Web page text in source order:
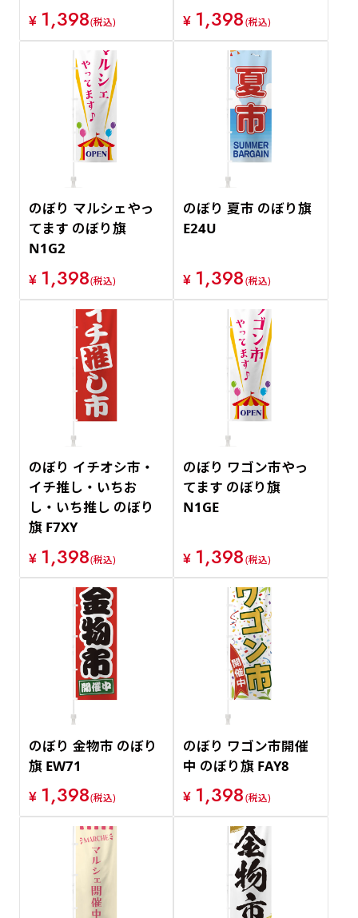
¥ 1,398(税込)
¥ 1,398(税込)
のぼり マルシェやっ
てます のぼり旗
N1G2
¥ 1,398(税込)
のぼり 夏市 のぼり旗
E24U
¥ 1,398(税込)
のぼり イチオシ市・
イチ推し・いちお
し・いち推し のぼり
旗 F7XY
¥ 1,398(税込)
のぼり ワゴン市やっ
てます のぼり旗
N1GE
¥ 1,398(税込)
のぼり 金物市 のぼり
旗 EW71
¥ 1,398(税込)
のぼり ワゴン市開催
中 のぼり旗 FAY8
¥ 1,398(税込)